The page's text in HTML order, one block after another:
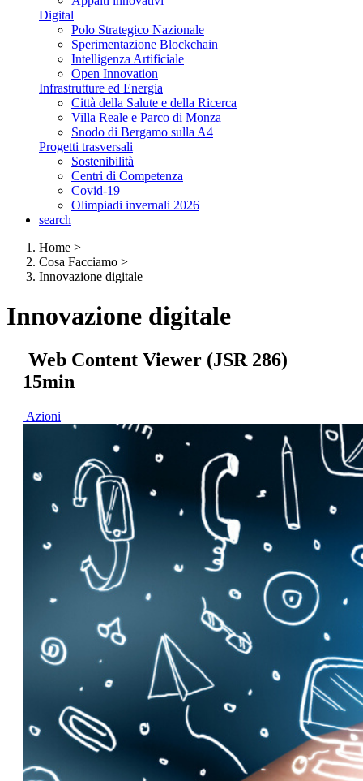
Digital
Polo Strategico Nazionale
Sperimentazione Blockchain
Intelligenza Artificiale
Open Innovation
Infrastrutture ed Energia
Città della Salute e della Ricerca
Villa Reale e Parco di Monza
Snodo di Bergamo sulla A4
Progetti trasversali
Sostenibilità
Centri di Competenza
Covid-19
Olimpiadi invernali 2026
search
Home >
Cosa Facciamo >
Innovazione digitale
Innovazione digitale
Web Content Viewer (JSR 286)
15min
Azioni